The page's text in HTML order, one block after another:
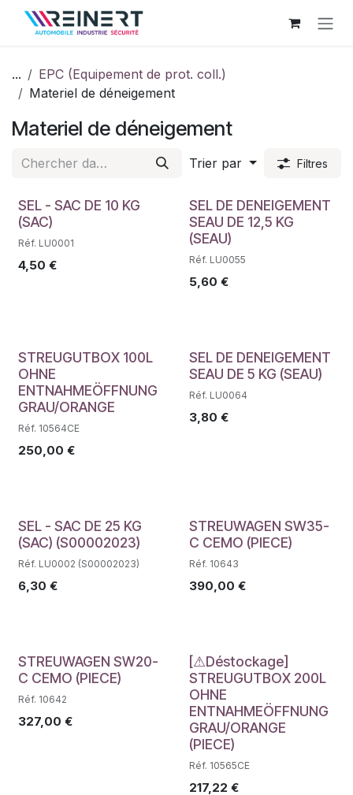
Se rendre au contenu
...
EPC (Equipement de prot. coll.)
Materiel de déneigement
Materiel de déneigement
Trier par Filtres
SEL - SAC DE 10 KG
(SAC)
Réf. LU0001
4,50 €
SEL DE DENEIGEMENT
SEAU DE 12,5 KG
(SEAU)
Réf. LU0055
5,60 €
STREUGUTBOX 100L
OHNE
ENTNAHMEÖFFNUNG
GRAU/ORANGE
Réf. 10564CE
250,00 €
SEL DE DENEIGEMENT
SEAU DE 5 KG (SEAU)
Réf. LU0064
3,80 €
SEL - SAC DE 25 KG
(SAC) (S00002023)
Réf. LU0002 (S00002023)
6,30 €
STREUWAGEN SW35-
C CEMO (PIECE)
Réf. 10643
390,00 €
STREUWAGEN SW20-
C CEMO (PIECE)
Réf. 10642
327,00 €
Déstockage
[⚠Déstockage]
STREUGUTBOX 200L
OHNE
ENTNAHMEÖFFNUNG
GRAU/ORANGE
(PIECE)
Réf. 10565CE
217,22 €